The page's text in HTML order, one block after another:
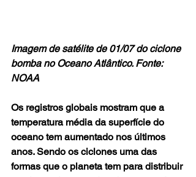
Imagem de satélite de 01/07 do ciclone
bomba no Oceano Atlântico. Fonte:
NOAA
Os registros globais mostram que a
temperatura média da superfície do
oceano tem aumentado nos últimos
anos. Sendo os ciclones uma das
formas que o planeta tem para distribuir